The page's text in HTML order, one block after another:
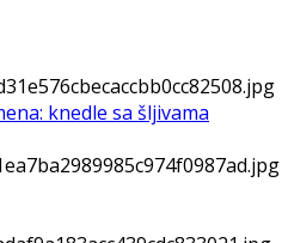
knedle sa šljivama